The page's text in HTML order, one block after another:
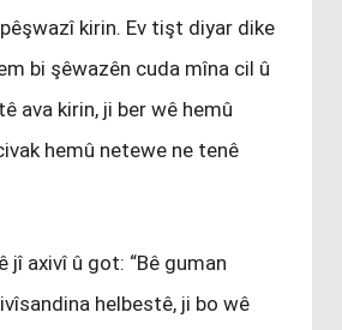
kirin. Ev tişt diyar dike
bi şêwazên cuda mîna cil û
ava kirin, ji ber wê hemû
hemû netewe ne tenê
jî axivî û got: “Bê guman
helbestê, ji bo wê